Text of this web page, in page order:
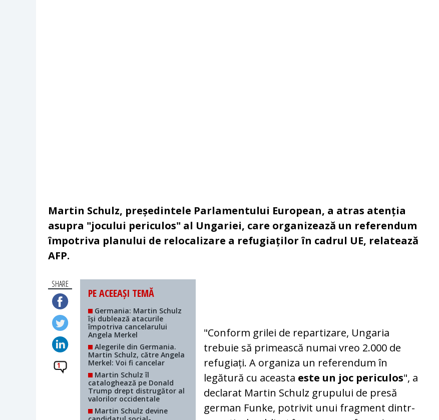
Martin Schulz, președintele Parlamentului European, a atras atenția
asupra "jocului periculos" al Ungariei, care organizează un referendum
împotriva planului de relocalizare a refugiaților în cadrul UE, relatează
AFP.
SHARE
1
PE ACEEAȘI TEMĂ
Germania: Martin Schulz
își dublează atacurile
împotriva cancelarului
Angela Merkel
Alegerile din Germania.
Martin Schulz, către Angela
Merkel: Voi fi cancelar
Martin Schulz îl
cataloghează pe Donald
Trump drept distrugător al
valorilor occidentale
Martin Schulz devine
"Conform grilei de repartizare, Ungaria
trebuie să primească numai vreo 2.000 de
refugiați. A organiza un referendum în
legătură cu aceasta este un joc periculos", a
declarat Martin Schulz grupului de presă
german Funke, potrivit unui fragment dintr-